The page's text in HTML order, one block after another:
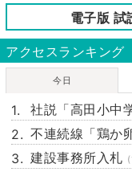
電子版 試
アクセスランキング
今日
社説「高田小中
不連続線「鶏か
建設事務所入札